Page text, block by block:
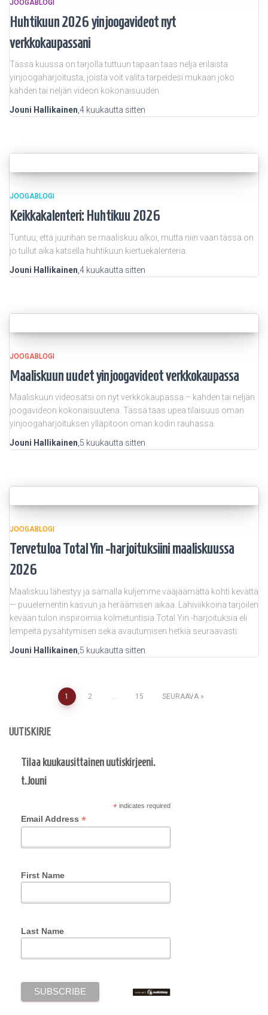
JOOGABLOGI
Huhtikuun 2026 yinjoogavideot nyt
verkkokaupassani
Tässä kuussa on tarjolla tuttuun tapaan taas neljä erilaista
yinjoogaharjoitusta, joista voit valita tarpeidesi mukaan joko
kahden tai neljän videon kokonaisuuden.
Jouni Hallikainen 4 kuukautta sitten
JOOGABLOGI
Keikkakalenteri: Huhtikuu 2026
Tuntuu, että juurihan se maaliskuu alkoi, mutta niin vaan tässä on
jo tullut aika katsella huhtikuun kiertuekalenteria.
Jouni Hallikainen 4 kuukautta sitten
JOOGABLOGI
Maaliskuun uudet yinjoogavideot verkkokaupassa
Maaliskuun videosatsi on nyt verkkokaupassa – kahden tai neljän
joogavideon kokonaisuutena. Tässä taas upea tilaisuus oman
yinjoogaharjoituksen ylläpitoon oman kodin rauhassa.
Jouni Hallikainen 5 kuukautta sitten
JOOGABLOGI
Tervetuloa Total Yin -harjoituksiini maaliskuussa
2026
Maaliskuu lähestyy ja samalla kuljemme vääjäämättä kohti kevättä
— puuelementin kasvun ja heräämisen aikaa. Lähiviikkoina tarjoilen
kevään tulon inspiroimia kolmetuntisia Total Yin -harjoituksia eli
lempeitä pysähtymisen sekä avautumisen hetkiä seuraavasti:
Jouni Hallikainen 5 kuukautta sitten
Artikkelien
sivutus
1 2 15 SEURAAVA
UUTISKIRJE
Tilaa kuukausittainen uutiskirjeeni.
t.Jouni
*indicates required
Email Address *
First Name
Last Name